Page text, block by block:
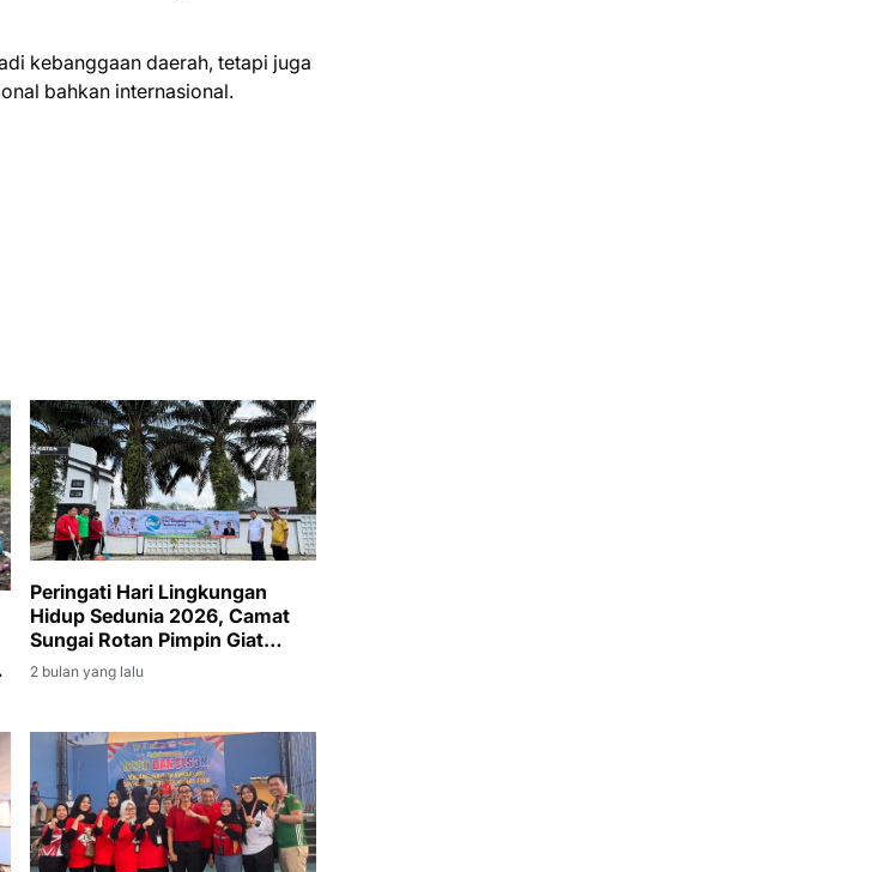
kebanggaan daerah, tetapi juga
bahkan internasional.
Peringati Hari Lingkungan
Hidup Sedunia 2026, Camat
Sungai Rotan Pimpin Giat
Jumat Bersih di Lingkungan
Kantor Kecamatan
2 bulan yang lalu